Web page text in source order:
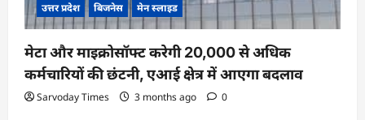
उत्तर प्रदेश बिजनेस मेन स्लाइड
मेटा और माइक्रोसॉफ्ट करेगी 20,000 से अधिक
कर्मचारियों की छंटनी, एआई क्षेत्र में आएगा बदलाव
Sarvoday Times 3 months ago 0